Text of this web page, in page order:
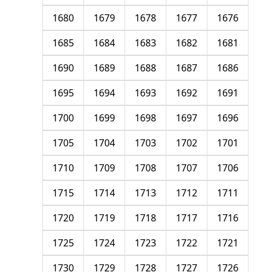
1676
1677
1678
1679
1680
1681
1682
1683
1684
1685
1686
1687
1688
1689
1690
1691
1692
1693
1694
1695
1696
1697
1698
1699
1700
1701
1702
1703
1704
1705
1706
1707
1708
1709
1710
1711
1712
1713
1714
1715
1716
1717
1718
1719
1720
1721
1722
1723
1724
1725
1726
1727
1728
1729
1730